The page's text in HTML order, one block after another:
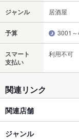
ジャンル 居酒屋
予算 3001
スマート
支払い
利用不可
関連リンク
関連店舗
【お席で喫煙◎飲み放
ジャンル